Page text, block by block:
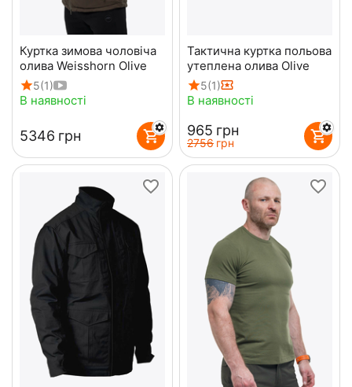
Куртка зимова чоловіча
олива Weisshorn Olive
5(1)
В наявності
‍5346‍ грн
Тактична куртка польова
утеплена олива Olive
5(1)
В наявності
‍965‍ грн
‍2756‍ грн